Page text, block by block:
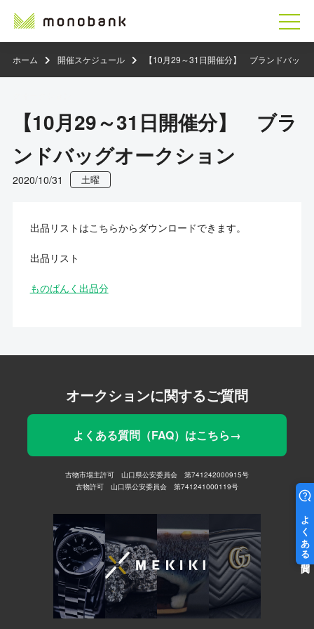
ホーム 開催スケジュール 【10月29～31日開催分】 ブランドバッ
【10月29～31日開催分】 ブラ
ンドバッグオークション
2020/10/31 土曜
出品リストはこちらからダウンロードできます。
出品リスト
ものばんく出品分
オークションに関するご質問
よくある質問（FAQ）はこちら→
古物市場主許可 山口県公安委員会 第741242000915号
古物許可 山口県公安委員会 第741241000119号